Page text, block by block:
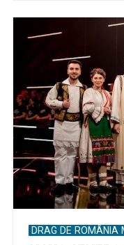
DRAG DE ROMÂNIA